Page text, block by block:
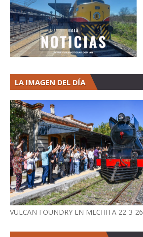
LA IMAGEN DEL DÍA
VULCAN FOUNDRY EN MECHITA 22-3-26